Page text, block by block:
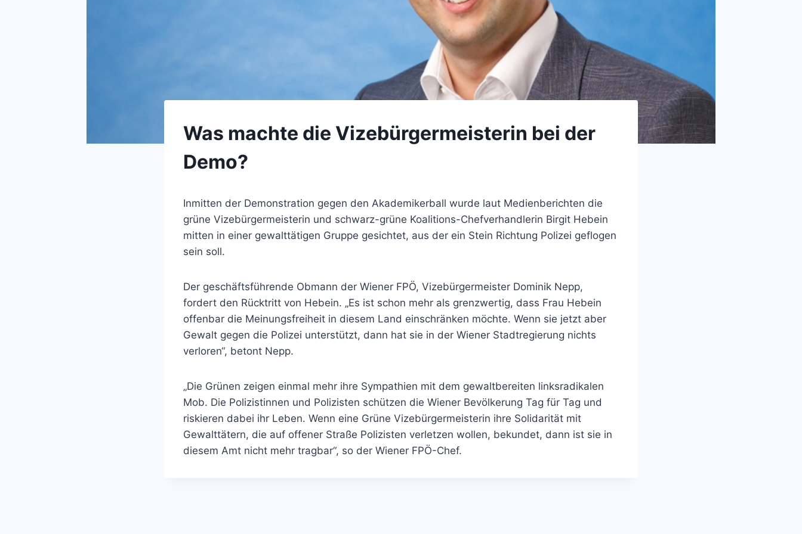
Was machte die Vizebürgermeisterin bei der
Demo?
Inmitten der Demonstration gegen den Akademikerball wurde laut Medienberichten die
grüne Vizebürgermeisterin und schwarz-grüne Koalitions-Chefverhandlerin Birgit Hebein
mitten in einer gewalttätigen Gruppe gesichtet, aus der ein Stein Richtung Polizei geflogen
sein soll.
Der geschäftsführende Obmann der Wiener FPÖ, Vizebürgermeister Dominik Nepp,
fordert den Rücktritt von Hebein. „Es ist schon mehr als grenzwertig, dass Frau Hebein
offenbar die Meinungsfreiheit in diesem Land einschränken möchte. Wenn sie jetzt aber
Gewalt gegen die Polizei unterstützt, dann hat sie in der Wiener Stadtregierung nichts
verloren“, betont Nepp.
„Die Grünen zeigen einmal mehr ihre Sympathien mit dem gewaltbereiten linksradikalen
Mob. Die Polizistinnen und Polizisten schützen die Wiener Bevölkerung Tag für Tag und
riskieren dabei ihr Leben. Wenn eine Grüne Vizebürgermeisterin ihre Solidarität mit
Gewalttätern, die auf offener Straße Polizisten verletzen wollen, bekundet, dann ist sie in
diesem Amt nicht mehr tragbar“, so der Wiener FPÖ-Chef.